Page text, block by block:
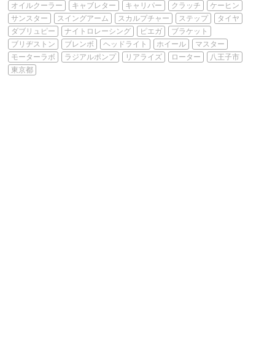
オイルクーラー
キャブレター キャリパー クラッチ
ケーヒン
サンスター
スイングアーム スカルプチャー ステップ
タイヤ
ダブリュピー
ナイトロレーシング ピエガ
ブラケット
ブリヂストン
ブレンボ ヘッドライト ホイール
マスター
モーターラボ
ラジアルポンプ リアライズ ローター
八王子市
東京都